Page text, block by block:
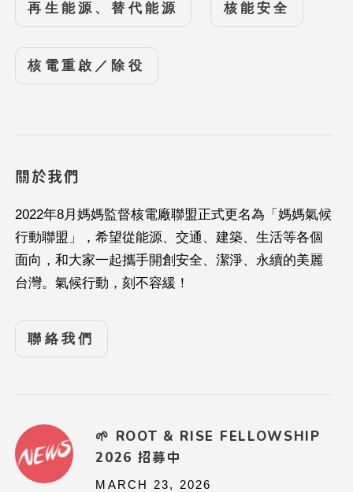
再生能源、替代能源 核能安全
核電重啟／除役
關於我們
2022年8月媽媽監督核電廠聯盟正式更名為「媽媽氣候
行動聯盟」，希望從能源、交通、建築、生活等各個
面向，和大家一起攜手開創安全、潔淨、永續的美麗
台灣。氣候行動，刻不容緩！
聯絡我們
🌱 ROOT & RISE FELLOWSHIP
2026 招募中
MARCH 23, 2026